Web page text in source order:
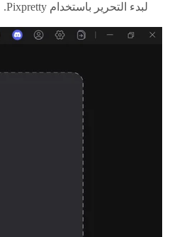
لبدء التحرير باستخدام Pixpretty.